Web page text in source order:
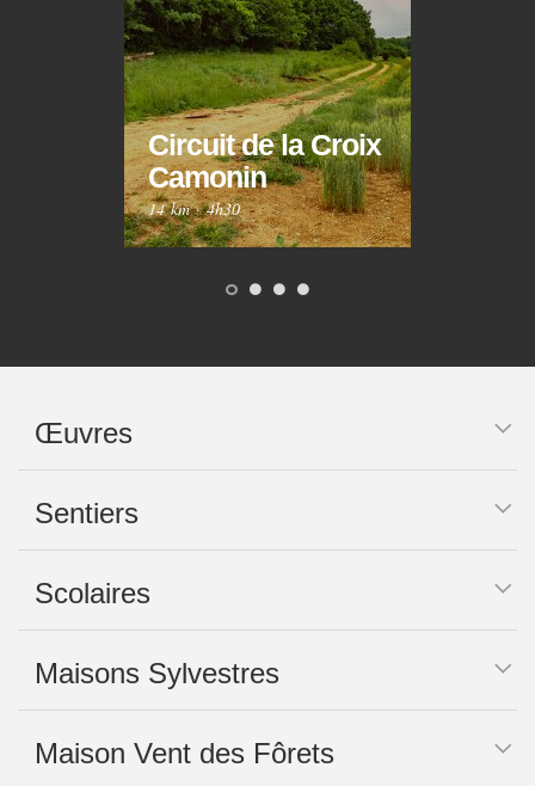
Circuit de la Croix
Camonin
14 km·4h30
Œuvres
Sentiers
Scolaires
Maisons Sylvestres
Maison Vent des Fôrets